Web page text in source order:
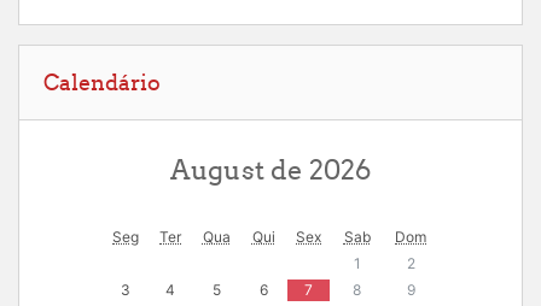
Calendário
August de 2026
Seg Ter Qua Qui Sex Sab
Dom
1
2
3
4 5 6 7 8
9